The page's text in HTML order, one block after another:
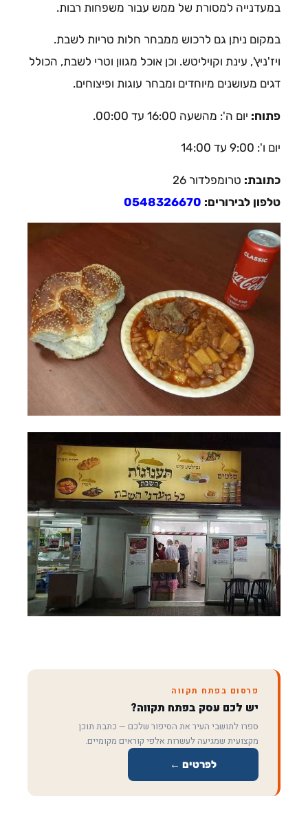
במעדנייה למסורת של ממש עבור משפחות רבות.
במקום ניתן גם לרכוש ממבחר חלות טריות לשבת.
ויז'ניץ', עינת וקויליטש. וכן אוכל מגוון וטרי לשבת, הכולל
דגים מעושנים מיוחדים ומבחר עוגות ופיצוחים.
פתוח: יום ה': מהשעה 16:00 עד 00:00.
יום ו': 9:00 עד 14:00
כתובת: טרומפלדור 26
טלפון לבירורים: 0548326670
פרסום בפתח תקווה
יש לכם עסק בפתח תקווה?
ספרו לתושבי העיר את הסיפור שלכם — כתבת תוכן
מקצועית שמגיעה לעשרות אלפי קוראים מקומיים.
לפרטים ←